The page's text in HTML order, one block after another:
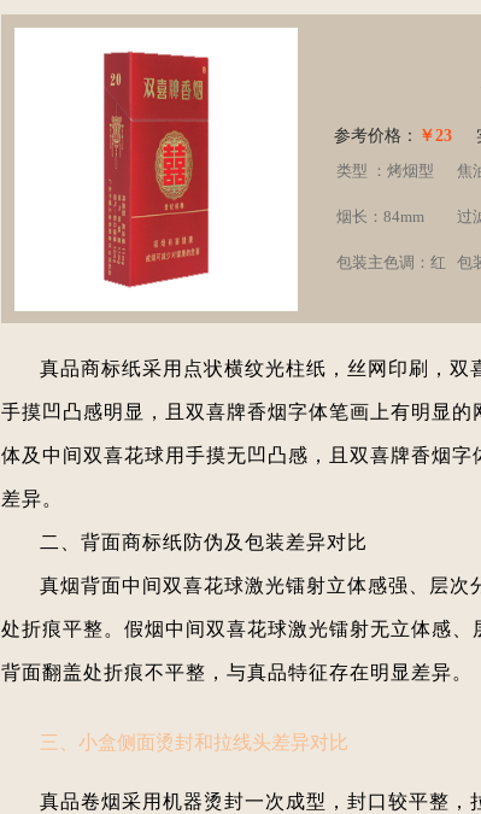
参考价格： ￥23
类型 ：烤烟型
焦
烟长：84mm 过
包装主色调：红 包
真品商标纸采用点状横纹光柱纸，丝网印刷，
手摸凹凸感明显，且双喜牌香烟字体笔画上有明显
体及中间双喜花球用手摸无凹凸感，且双喜牌香烟
差异。
二、背面商标纸防伪及包装差异对比
真烟背面中间双喜花球激光镭射立体感强、层
处折痕平整。假烟中间双喜花球激光镭射无立体感
背面翻盖处折痕不平整，与真品特征存在明显差异。
三、小盒侧面烫封和拉线头差异对比
真品卷烟采用机器烫封一次成型，封口较平整